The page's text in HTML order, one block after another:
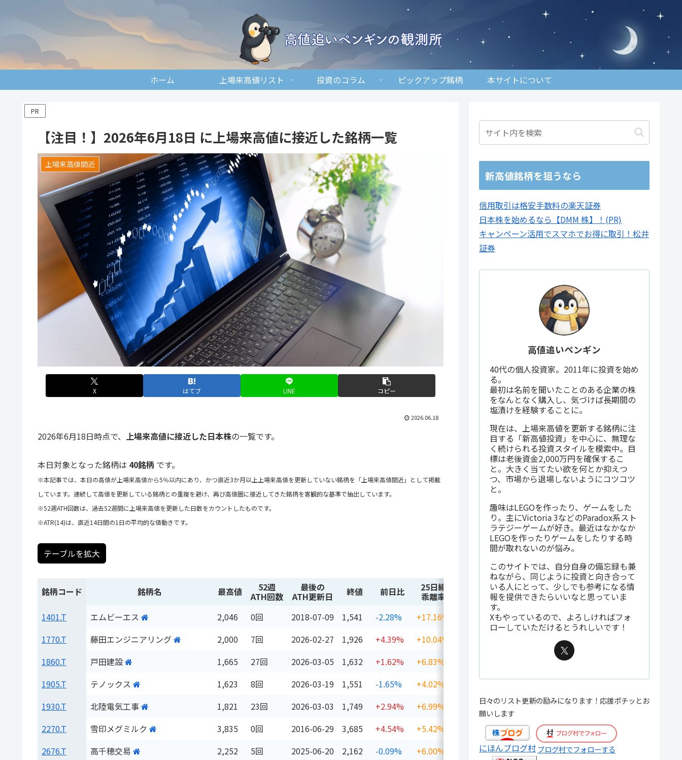
ホーム 上場来高値リスト 投資のコラム ピックアップ銘柄 本サイトについて
PR
【注目！】2026年6月18日 に上場来高値に接近した銘柄一覧
上場来高値間近
X はてブ LINE コピー
2026.06.18
2026年6月18日時点で、 上場来高値に接近した日本株の一覧です。
本日対象となった銘柄は 40銘柄 です。
※本記事では、本日の高値が上場来高値から5％以内にあり、かつ直近3か月以上上場来高値を更新していない銘柄を「上場来高値間近」として掲載
しています。連続して高値を更新している銘柄との重複を避け、再び高値圏に接近してきた銘柄を客観的な基準で抽出しています。
※52週ATH回数は、過去52週間に上場来高値を更新した日数をカウントしたものです。
※ATR(14)は、直近14日間の1日の平均的な値動きです。
テーブルを拡大
銘柄コード 銘柄名 最高値 52週
ATH回数
最後の
ATH更新日 終値 前日比 25日線
乖離率 ボラ比率 ベース
乖離率 出来高 出来高25日
1401.T エムビーエス 2,046 0回 2018-07-09 1,541 -2.28% +17.16% 5.15% 54.82% 521,300 20.85倍
1770.T
藤田エンジニアリング 2,000 7回 2026-02-27 1,926 +4.39% +10.04% 17.12%
1860.T
戸田建設 1,665 27回 2026-03-05 1,632 +1.62% +6.83% 17.14%
1905.T
テノックス 1,623 8回 2026-03-19 1,551 -1.65% +4.02%
1930.T
北陸電気工事 1,821 23回 2026-03-03 1,749 +2.94% +6.99% 3.17% 20.87% 64,400 0.98倍
2270.T
雪印メグミルク 3,835 0回 2016-06-29 3,685 +4.54% +5.42% 3.12% 18.20% 539,200
2676.T
高千穂交易 2,252 5回 2025-06-20 2,162 -0.09% +6.00% 1.62% 10.55% 15,400
新高値銘柄を狙うなら
信用取引は格安手数料の楽天証券
日本株を始めるなら【DMM 株】！(PR)
キャンペーン活用でスマホでお得に取引！松井
証券
高値追いペンギン
40代の個人投資家。2011年に投資を始め
る。
最初は名前を聞いたことのある企業の株
をなんとなく購入し、気づけば長期間の
塩漬けを経験することに。
現在は、上場来高値を更新する銘柄に注
目する「新高値投資」を中心に、無理な
く続けられる投資スタイルを模索中。目
標は老後資金2,000万円を確保するこ
と。大きく当てたい欲を何とか抑えつ
つ、市場から退場しないようにコツコツ
と。
趣味はLEGOを作ったり、ゲームをした
り。主にVictoria 3などのParadox系スト
ラテジーゲームが好き。最近はなかなか
LEGOを作ったりゲームをしたりする時
間が取れないのが悩み。
このサイトでは、自分自身の備忘録も兼
ねながら、同じように投資と向き合って
いる人にとって、少しでも参考になる情
報を提供できたらいいなと思っていま
す。
Xもやっているので、よろしければフォ
ローしていただけるとうれしいです！
日々のリスト更新の励みになります！応援ポチッとお
願いします
にほんブログ村ブログ村でフォローする